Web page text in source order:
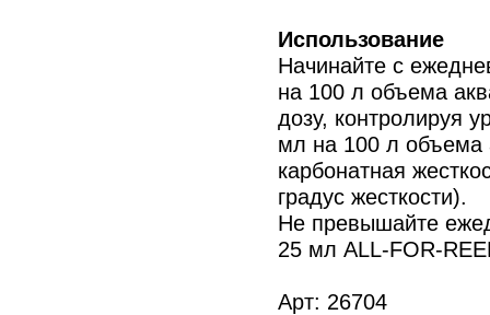
Использование
Начинайте с
на 100 л объема
дозу, контролируя
мл на 100 л объема
карбонатная
градус жесткости).
Не превышайте
25 мл ALL-FOR-
Арт: 26704